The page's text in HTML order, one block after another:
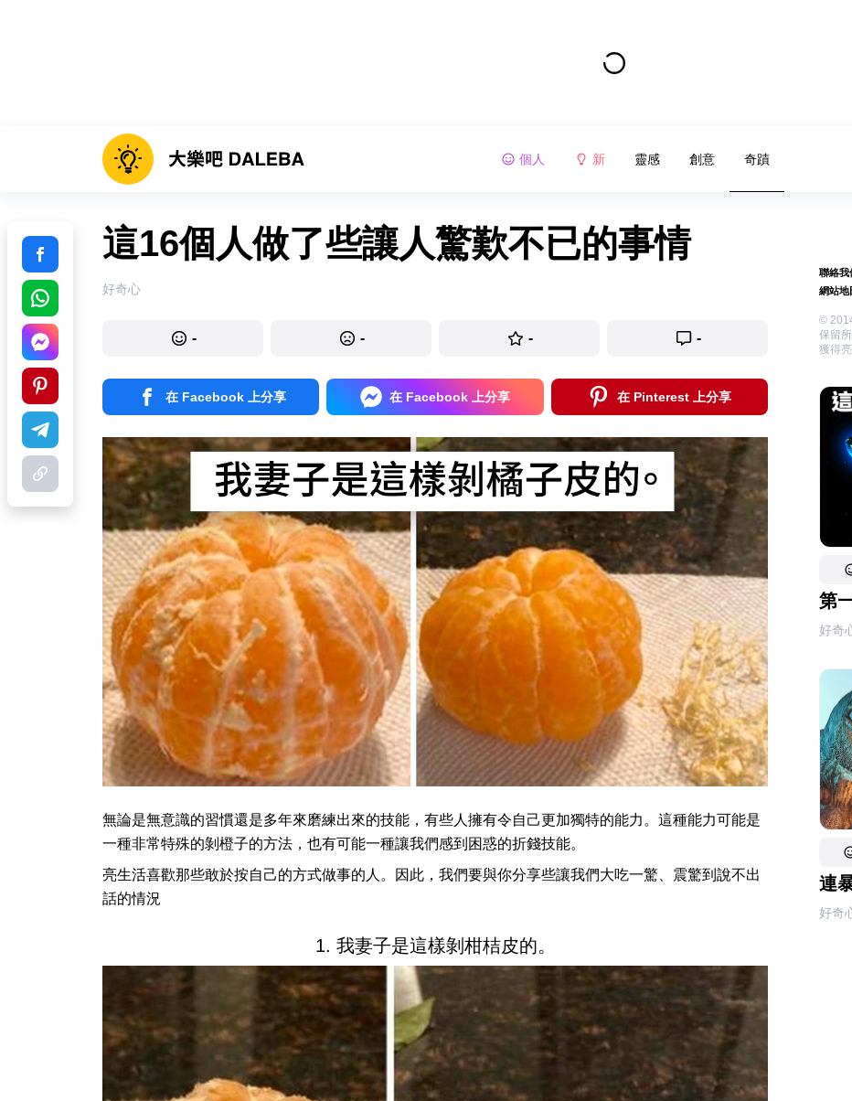
個人 新 靈感 創意 奇蹟
聯絡我
網站地
©
保留
獲得
第
好奇
連
好奇
這16個人做了些讓人驚歎不已的事情
好奇心
- - - -
在 Facebook 上分享 在 Facebook 上分享 在 Pinterest 上分享
無論是無意識的習慣還是多年來磨練出來的技能，有些人擁有令自己更加獨特的能力。這種能力可能是
一種非常特殊的剝橙子的方法，也有可能一種讓我們感到困惑的折錢技能。
亮生活喜歡那些敢於按自己的方式做事的人。因此，我們要與你分享些讓我們大吃一驚、震驚到說不出
話的情況
1. 我妻子是這樣剝柑桔皮的。